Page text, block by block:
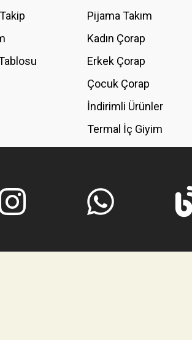
Pijama Takım
Kadın Çorap
Erkek Çorap
Çocuk Çorap
İndirimli Ürünler
Termal İç Giyim